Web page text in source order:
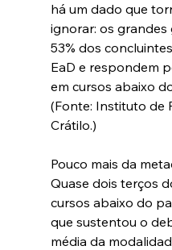
há um dado que
ignorar: os
53% dos
EaD e respondem
em cursos abaixo
(Fonte: Instituto de
Crátilo.)
Pouco mais da
Quase dois terços
cursos abaixo do
que sustentou o
média da